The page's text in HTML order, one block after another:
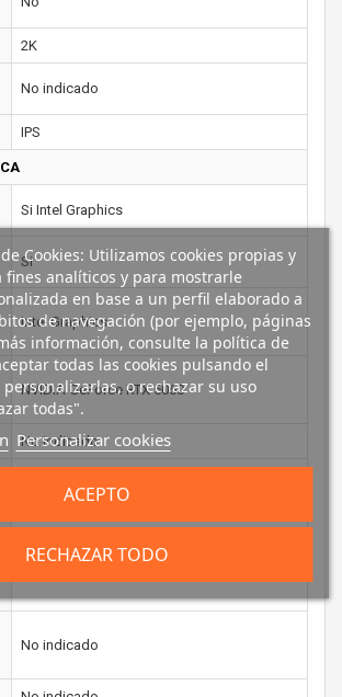
2K
No indicado
IPS
Si Intel Graphics
Si
Intel Graphics
NVIDIA GeForce RTX 5060
No indicado
No indicado
No indicado
No indicado
Cookies: Utilizamos cookies propias y
fines analíticos y para mostrarle
en base a un perfil elaborado a
de navegación (por ejemplo, páginas
información, consulte la política de
todas las cookies pulsando el
personalizarlas, o rechazar su uso
todas".
Personalizar cookies
RECHAZAR TODO
ACEPTO